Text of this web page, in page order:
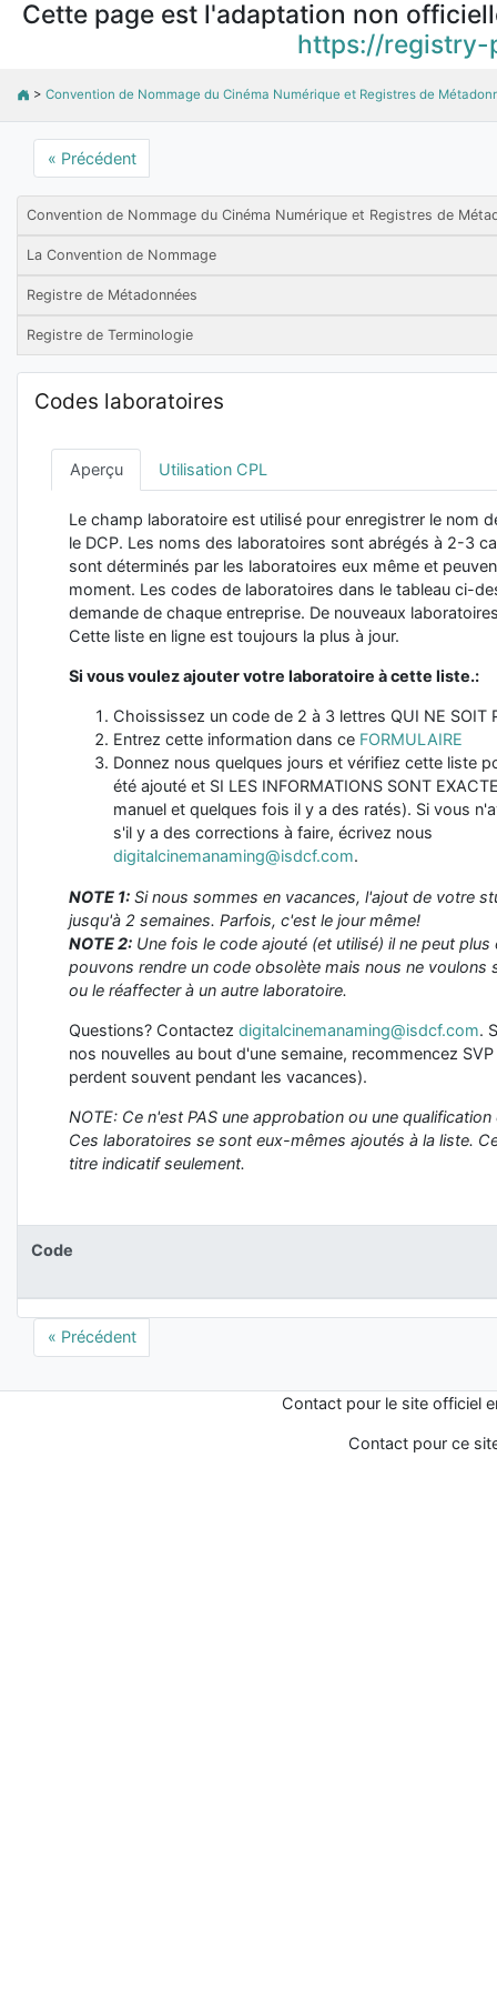
Cette page est l'adaptation non
https://registry-
> Convention de Nommage du Cinéma Numérique et Registres de
« Précédent
Convention de Nommage du Cinéma Numérique et Registres de
La Convention de Nommage
Registre de Métadonnées
Registre de Terminologie
Codes laboratoires
Aperçu Utilisation CPL
Le champ laboratoire est utilisé pour enregistrer le nom
le DCP. Les noms des laboratoires sont abrégés à 2-3
sont déterminés par les laboratoires eux même et
moment. Les codes de laboratoires dans le tableau ci-
demande de chaque entreprise. De nouveaux
Cette liste en ligne est toujours la plus à jour.
Si vous voulez ajouter votre laboratoire à cette liste.:
Choississez un code de 2 à 3 lettres QUI NE SOIT
Entrez cette information dans ce FORMULAIRE
Donnez nous quelques jours et vérifiez cette liste
été ajouté et SI LES INFORMATIONS SONT
manuel et quelques fois il y a des ratés). Si vous
s'il y a des corrections à faire, écrivez nous
digitalcinemanaming@isdcf.com.
NOTE 1:Si nous sommes en vacances, l'ajout de votre
jusqu'à 2 semaines. Parfois, c'est le jour même!
NOTE 2:Une fois le code ajouté (et utilisé) il ne peut plus
pouvons rendre un code obsolète mais nous ne voulons
ou le réaffecter à un autre laboratoire.
Questions? Contactez digitalcinemanaming@isdcf.com.
nos nouvelles au bout d'une semaine, recommencez
perdent souvent pendant les vacances).
NOTE: Ce n'est PAS une approbation ou une
Ces laboratoires se sont eux-mêmes ajoutés à la liste.
titre indicatif seulement.
Code
« Précédent
Contact pour le site officiel
Contact pour ce